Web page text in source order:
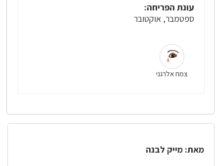
עונת הפריחה:
ספטמבר, אוקטובר
צמח אלרגני
מאת: מייק לבנה